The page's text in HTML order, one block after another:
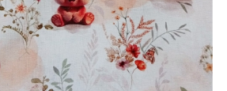
– esquilos e outros